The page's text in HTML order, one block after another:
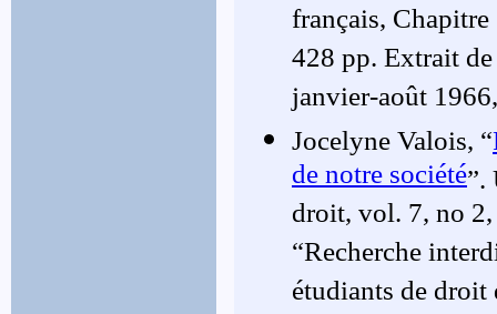
français,
428 pp. Extrait
janvier-août
Jocelyne Valois, “
de notre société”.
droit, vol. 7, no
“Recherche
étudiants de